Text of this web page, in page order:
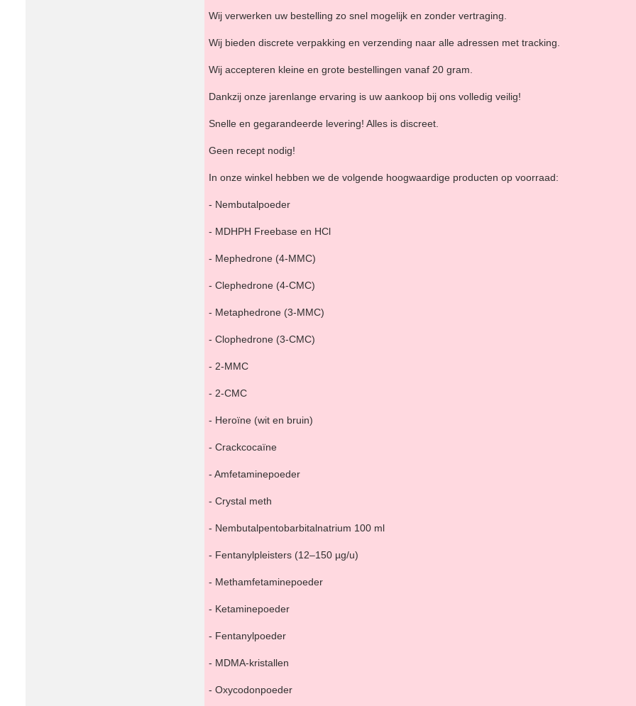
Wij verwerken uw bestelling zo snel mogelijk en zonder vertraging.
Wij bieden discrete verpakking en verzending naar alle adressen met tracking.
Wij accepteren kleine en grote bestellingen vanaf 20 gram.
Dankzij onze jarenlange ervaring is uw aankoop bij ons volledig veilig!
Snelle en gegarandeerde levering! Alles is discreet.
Geen recept nodig!
In onze winkel hebben we de volgende hoogwaardige producten op voorraad:
- Nembutalpoeder
- MDHPH Freebase en HCl
- Mephedrone (4-MMC)
- Clephedrone (4-CMC)
- Metaphedrone (3-MMC)
- Clophedrone (3-CMC)
- 2-MMC
- 2-CMC
- Heroïne (wit en bruin)
- Crackcocaïne
- Amfetaminepoeder
- Crystal meth
- Nembutalpentobarbitalnatrium 100 ml
- Fentanylpleisters (12–150 µg/u)
- Methamfetaminepoeder
- Ketaminepoeder
- Fentanylpoeder
- MDMA-kristallen
- Oxycodonpoeder